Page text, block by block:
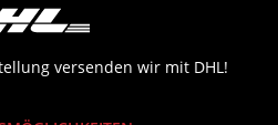
versenden wir mit DHL!